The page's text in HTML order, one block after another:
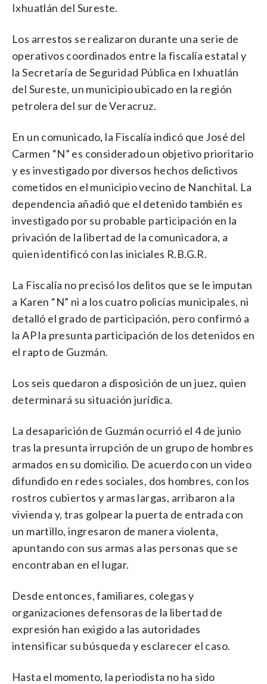
Ixhuatlán del Sureste.
Los arrestos se realizaron durante una serie de
operativos coordinados entre la fiscalía estatal y
la Secretaría de Seguridad Pública en Ixhuatlán
del Sureste, un municipio ubicado en la región
petrolera del sur de Veracruz.
En un comunicado, la Fiscalía indicó que José del
Carmen “N” es considerado un objetivo prioritario
y es investigado por diversos hechos delictivos
cometidos en el municipio vecino de Nanchital. La
dependencia añadió que el detenido también es
investigado por su probable participación en la
privación de la libertad de la comunicadora, a
quien identificó con las iniciales R.B.G.R.
La Fiscalía no precisó los delitos que se le imputan
a Karen “N” ni a los cuatro policías municipales, ni
detalló el grado de participación, pero confirmó a
la AP la presunta participación de los detenidos en
el rapto de Guzmán.
Los seis quedaron a disposición de un juez, quien
determinará su situación jurídica.
La desaparición de Guzmán ocurrió el 4 de junio
tras la presunta irrupción de un grupo de hombres
armados en su domicilio. De acuerdo con un video
difundido en redes sociales, dos hombres, con los
rostros cubiertos y armas largas, arribaron a la
vivienda y, tras golpear la puerta de entrada con
un martillo, ingresaron de manera violenta,
apuntando con sus armas a las personas que se
encontraban en el lugar.
Desde entonces, familiares, colegas y
organizaciones defensoras de la libertad de
expresión han exigido a las autoridades
intensificar su búsqueda y esclarecer el caso.
Hasta el momento, la periodista no ha sido